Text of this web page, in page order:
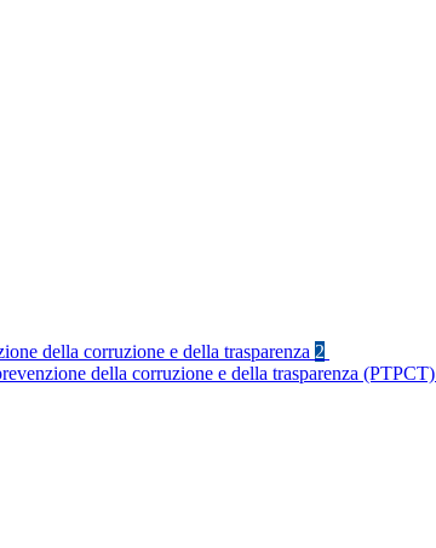
della corruzione e della trasparenza 2
della corruzione e della trasparenza (PTPCT)